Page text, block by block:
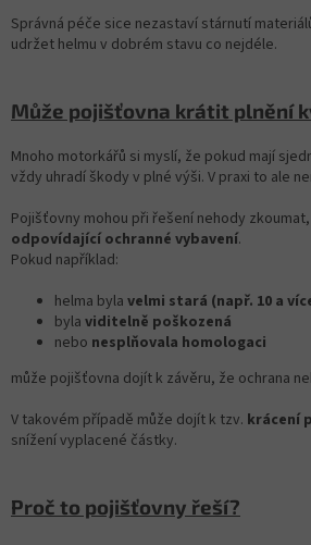
Správná péče sice nezastaví stárnutí
udržet helmu v dobrém stavu co nejdéle.
Může pojišťovna krátit plnění
Mnoho motorkářů si myslí, že pokud mají
vždy uhradí škody v plné výši. V praxi to ale
Pojišťovny mohou při řešení nehody
odpovídající ochranné vybavení.
Pokud například:
helma byla velmi stará (např. 10 a
byla viditelně poškozená
nebo nesplňovala homologaci
může pojišťovna dojít k závěru, že ochrana
V takovém případě může dojít k tzv. krácení
snížení vyplacené částky.
Proč to pojišťovny řeší?